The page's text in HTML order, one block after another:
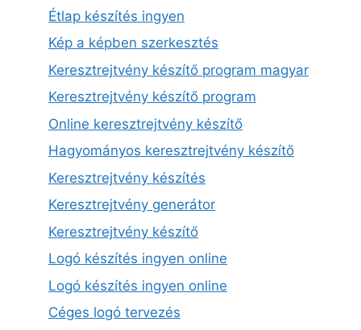
Étlap készítés ingyen
Kép a képben szerkesztés
Keresztrejtvény készítő program magyar
Keresztrejtvény készítő program
Online keresztrejtvény készítő
Hagyományos keresztrejtvény készítő
Keresztrejtvény készítés
Keresztrejtvény generátor
Keresztrejtvény készítő
Logó készítés ingyen online
Logó készítés ingyen online
Céges logó tervezés